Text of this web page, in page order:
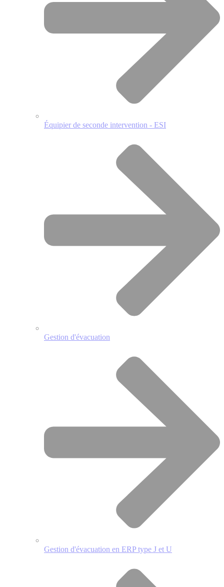
Équipier de seconde intervention - ESI
Gestion d'évacuation
Gestion d'évacuation en ERP type J et U